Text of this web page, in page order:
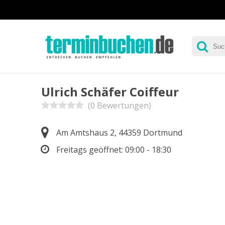
Ulrich Schäfer Coiffeur
(0 Bewertungen)
Am Amtshaus 2, 44359 Dortmund
Freitags geöffnet: 09:00 - 18:30